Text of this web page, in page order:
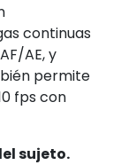
continuas
AE, y
permite
fps con
sujeto.